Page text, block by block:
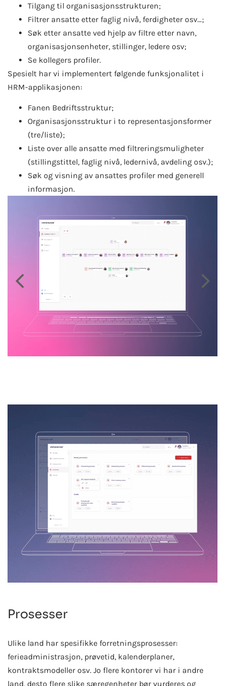
Tilgang til organisasjonsstrukturen;
Filtrer ansatte etter faglig nivå, ferdigheter osv…;
Søk etter ansatte ved hjelp av filtre etter navn,
organisasjonsenheter, stillinger, ledere osv;
Se kollegers profiler.
Spesielt har vi implementert følgende funksjonalitet i
HRM-applikasjonen:
Fanen Bedriftsstruktur;
Organisasjonsstruktur i to representasjonsformer
(tre/liste);
Liste over alle ansatte med filtreringsmuligheter
(stillingstittel, faglig nivå, ledernivå, avdeling osv.);
Søk og visning av ansattes profiler med generell
informasjon.
Prosesser
Ulike land har spesifikke forretningsprosesser:
ferieadministrasjon, prøvetid, kalenderplaner,
kontraktsmodeller osv. Jo flere kontorer vi har i andre
land, desto flere slike særegenheter bør vurderes og